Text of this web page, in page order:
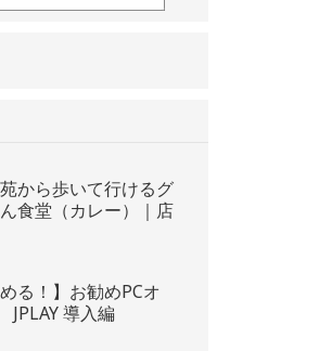
から歩いて行けるグ
食堂（カレー）｜店
る！】お勧めPCオ
導入編